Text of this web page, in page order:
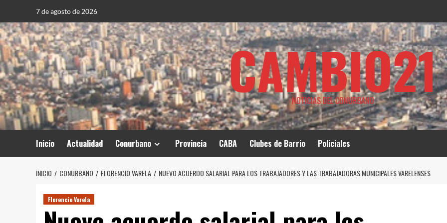
contenido
7 de agosto de 2026
CAMBIO21
NOTICIAS DEL CONURBANO
Inicio Actualidad Conurbano Provincia CABA Clubes de Barrio Policiales
INICIO CONURBANO FLORENCIO VARELA NUEVO ACUERDO SALARIAL PARA LOS TRABAJADORES Y LAS TRABAJADORAS MUNICIPALES VARELENSES
Florencio Varela